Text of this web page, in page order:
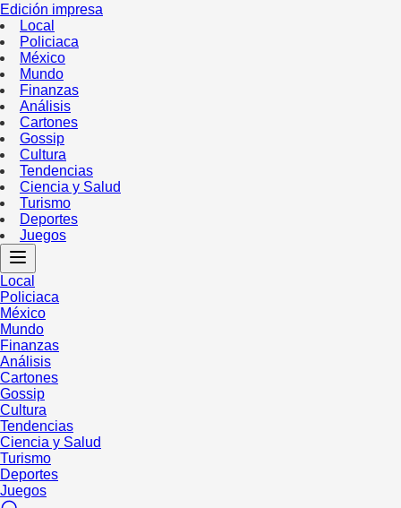
Edición impresa
Local
Policiaca
México
Mundo
Finanzas
Análisis
Cartones
Gossip
Cultura
Tendencias
Ciencia y Salud
Turismo
Deportes
Juegos
Local
Policiaca
México
Mundo
Finanzas
Análisis
Cartones
Gossip
Cultura
Tendencias
Ciencia y Salud
Turismo
Deportes
Juegos